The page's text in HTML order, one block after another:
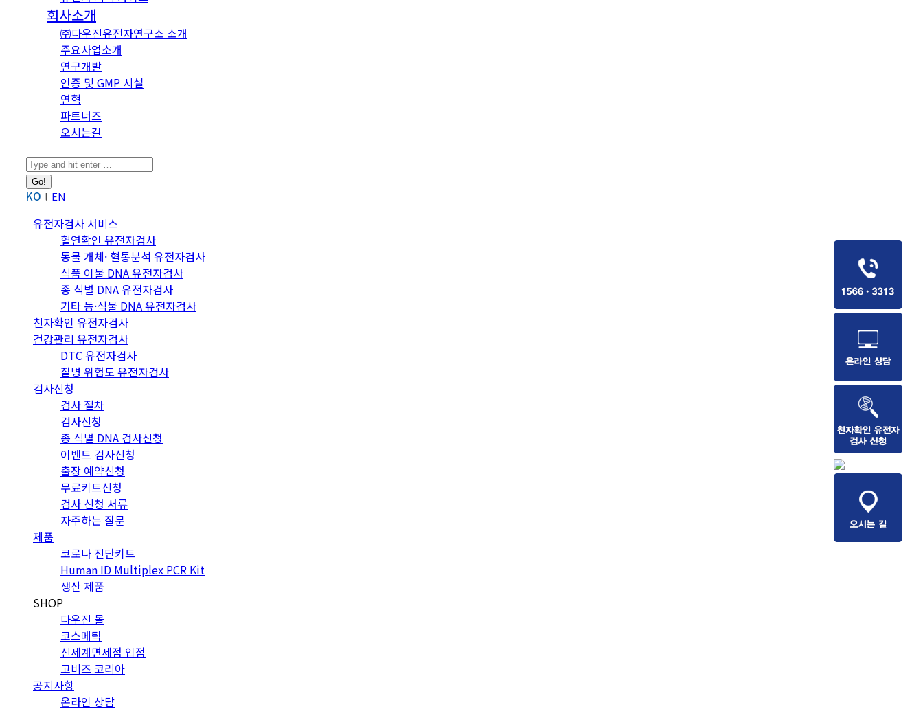
회사소개
㈜다우진유전자연구소 소개
주요사업소개
연구개발
인증 및 GMP 시설
연혁
파트너즈
오시는길
Search:
KO EN
유전자검사 서비스
혈연확인 유전자검사
동물 개체· 혈통분석 유전자검사
식품 이물 DNA 유전자검사
종 식별 DNA 유전자검사
기타 동·식물 DNA 유전자검사
친자확인 유전자검사
건강관리 유전자검사
DTC 유전자검사
질병 위험도 유전자검사
검사신청
검사 절차
검사신청
종 식별 DNA 검사신청
이벤트 검사신청
출장 예약신청
무료키트신청
검사 신청 서류
자주하는 질문
제품
코로나 진단키트
Human ID Multiplex PCR Kit
생산 제품
SHOP
다우진 몰
코스메틱
신세계면세점 입점
고비즈 코리아
공지사항
온라인 상담